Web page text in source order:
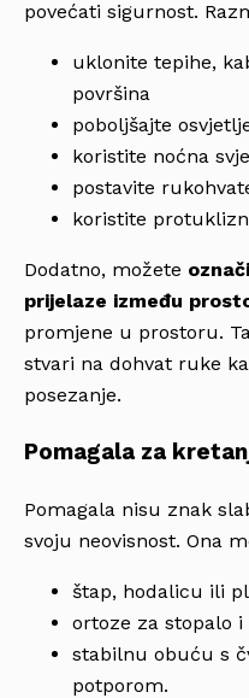
povećati sigurnost.
uklonite tepihe,
površina
poboljšajte
koristite noćna
postavite
koristite
Dodatno, možete
prijelaze između
promjene u prostoru.
stvari na dohvat ruke
posezanje.
Pomagala za
Pomagala nisu znak
svoju neovisnost. Ona
štap, hodalicu ili
ortoze za stopalo i
stabilnu obuću s
potporom.